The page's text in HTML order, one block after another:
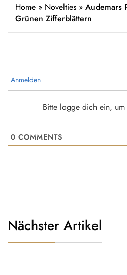
Home » Novelties » Audemars
Grünen Zifferblättern
Anmelden
Bitte logge dich ein, um
0 COMMENTS
Nächster Artikel